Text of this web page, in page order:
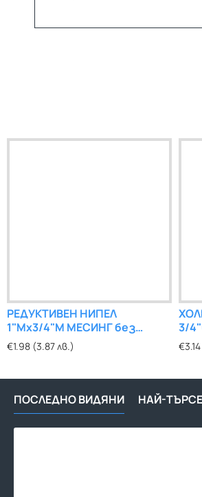
РЕДУКТИВЕН НИПЕЛ
1"Мх3/4"М МЕСИНГ без
покритие
€1.98 (3.87 лв.)
3/
ПОСЛЕДНО ВИДЯНИ НАЙ-